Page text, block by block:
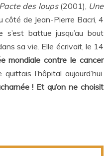
des loups(2001), Une
côté de Jean-Pierre Bacri, 4
s’est battue jusqu’au bout
sa vie. Elle écrivait, le 14
mondiale contre le cancer
l’hôpital aujourd’hui
! Et qu’on ne choisit